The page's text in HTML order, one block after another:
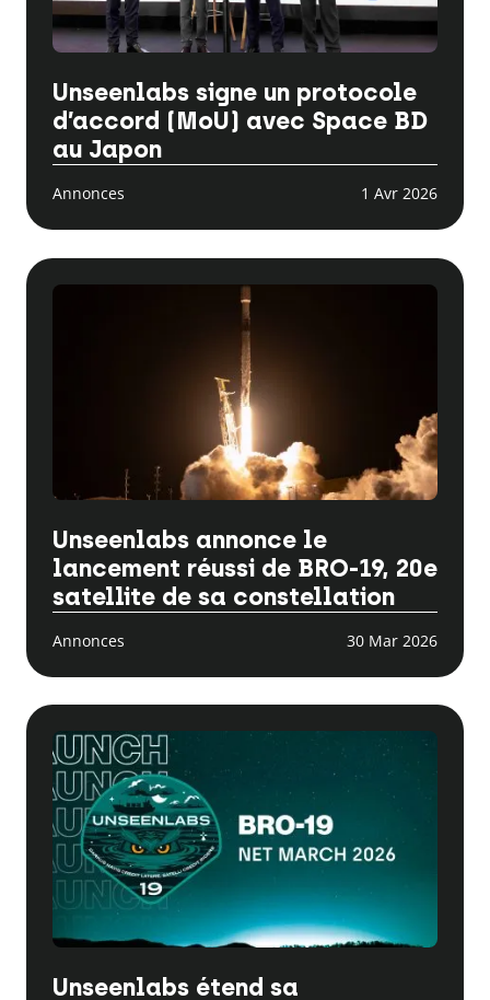
Unseenlabs signe un protocole
d’accord (MoU) avec Space BD
au Japon
Annonces 1 Avr 2026
Unseenlabs annonce le
lancement réussi de BRO-19, 20e
satellite de sa constellation
Annonces 30 Mar 2026
Unseenlabs étend sa